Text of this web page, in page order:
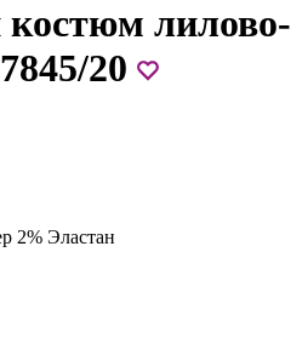
лилово-
20
2% Эластан